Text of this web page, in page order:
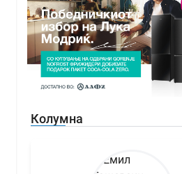
Колумна